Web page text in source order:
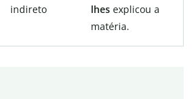
indireto
lhes explicou a
matéria.